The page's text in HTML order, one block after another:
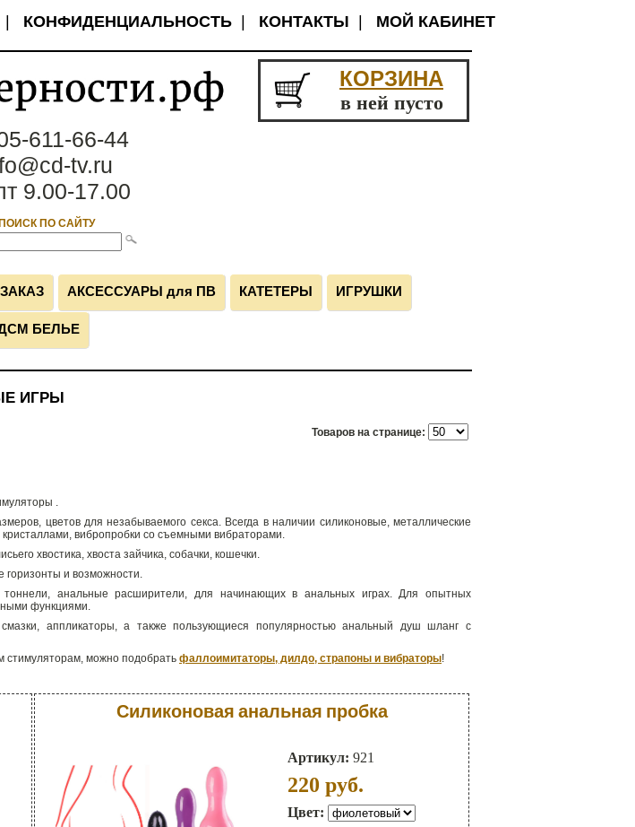
| КОНФИДЕНЦИАЛЬНОСТЬ | КОНТАКТЫ | МОЙ КАБИНЕТ
КОРЗИНА
в ней пусто
611-66-44
tv.ru
9.00-17.00
ПОИСК ПО САЙТУ
АКСЕССУАРЫ для ПВ КАТЕТЕРЫ ИГРУШКИ
БЕЛЬЕ
ИГРЫ
Товаров на странице:
.
цветов для незабываемого секса. Всегда в наличии силиконовые, металлические
вибропробки со съемными вибраторами.
хвостика, хвоста зайчика, собачки, кошечки.
и возможности.
анальные расширители, для начинающих в анальных играх. Для опытных
функциями.
аппликаторы, а также пользующиеся популярностью анальный душ шланг с
стимуляторам, можно подобрать фаллоимитаторы, дилдо, страпоны и вибраторы!
Силиконовая анальная пробка
Артикул: 921
220 руб.
Цвет: